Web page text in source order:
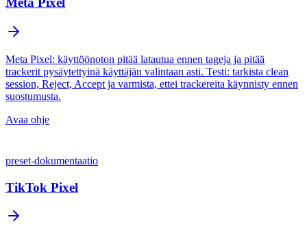
Meta Pixel: käyttöönoton pitää latautua ennen tageja ja pitää
trackerit pysäytettyinä käyttäjän valintaan asti. Testi: tarkista clean
session, Reject, Accept ja varmista, ettei trackereita käynnisty ennen
suostumusta.
Avaa ohje
preset-dokumentaatio
TikTok Pixel